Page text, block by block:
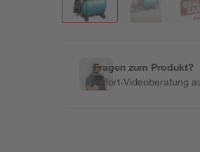
Fragen zum Produkt?
Sofort-Videoberatung